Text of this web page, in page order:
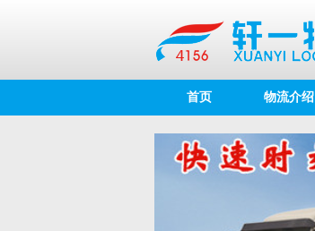
首页 物流介绍